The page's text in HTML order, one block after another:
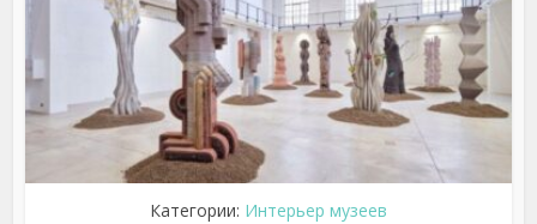
Категории: Интерьер музеев